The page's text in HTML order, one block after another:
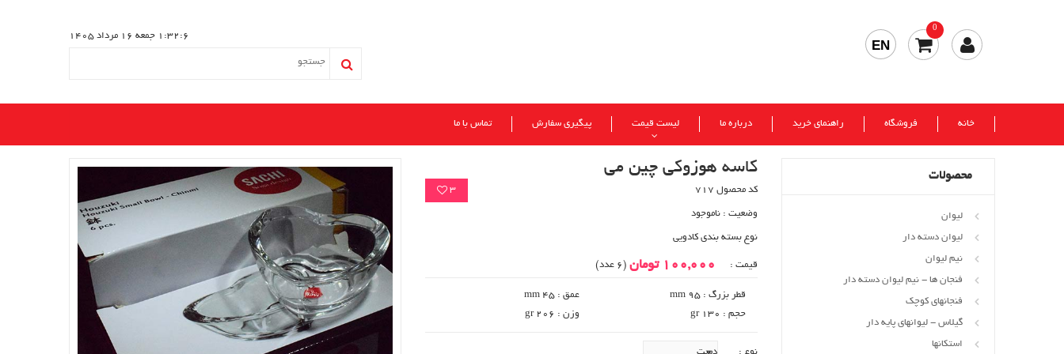
1:32:6 جمعه 16 مرداد 1405
0
EN
خانه فروشگاه راهنمای خرید درباره ما لیست قیمت پیگیری سفارش تماس با ما
کاسه هوزوکی چین می
3 کد محصول 717
وضعیت : ناموجود
نوع بسته بندی کادویی
قیمت : 100,000 تومان (6 عدد)
قطر بزرگ : 95 mm
عمق : 45 mm
حجم : 130 gr
وزن : 206 gr
محصولات
لیوان
لیوان دسته دار
نیم لیوان
فنجان ها - نیم لیوان دسته دار
فنجانهای کوچک
گیلاس - لیوانهای پایه دار
استکانها